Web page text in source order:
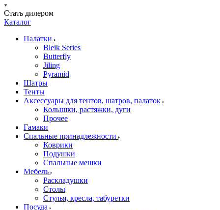
Стать дилером
Каталог
Палатки
Bleik Series
Butterfly
Jiling
Pyramid
Шатры
Тенты
Аксессуары для тентов, шатров, палаток
Колышки, растяжки, дуги
Прочее
Гамаки
Спальные принадлежности
Коврики
Подушки
Спальные мешки
Мебель
Раскладушки
Столы
Стулья, кресла, табуретки
Посуда